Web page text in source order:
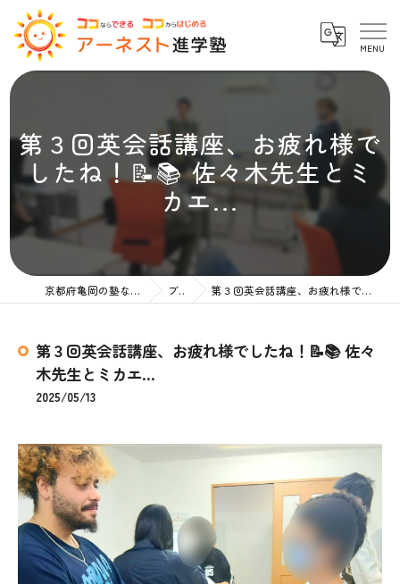
第３回英会話講座、お疲れ様で
したね！📝📚 佐々木先生とミ
カエ...
京都府亀岡の塾ならアーネスト進学塾 ブログ 第３回英会話講座、お疲れ様でしたね！📝📚 佐々木先生とミカエ...
第３回英会話講座、お疲れ様でしたね！📝📚 佐々
木先生とミカエ...
2025/05/13